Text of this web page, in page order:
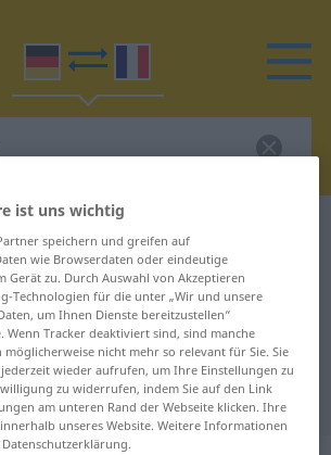
Übersetzung
Französisch
ist uns wichtig
speichern und greifen auf
wie Browserdaten oder eindeutige
Gerät zu. Durch Auswahl von Akzeptieren
Technologien für die unter „Wir und unsere
um Ihnen Dienste bereitzustellen“
Wenn Tracker deaktiviert sind, sind manche
nicht mehr so relevant für Sie. Sie
wieder aufrufen, um Ihre Einstellungen zu
zu widerrufen, indem Sie auf den Link
am unteren Rand der Webseite klicken. Ihre
unseres Website. Weitere Informationen